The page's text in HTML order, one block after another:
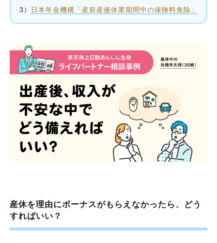
3） 日本年金機構「産前産後休業期間中の保険料免除」
産休を理由にボーナスがもらえなかったら、どう
すればいい？